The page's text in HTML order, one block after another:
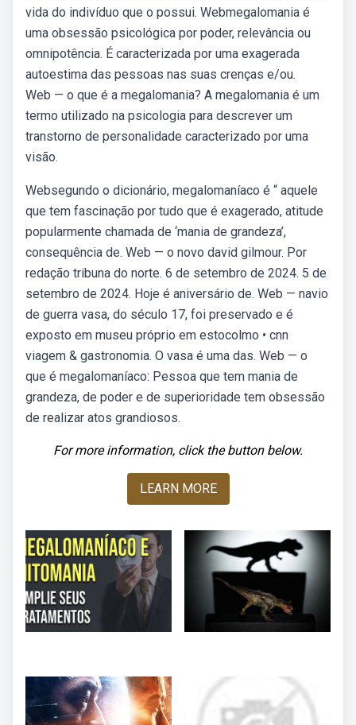
vida do indivíduo que o possui. Webmegalomania é
uma obsessão psicológica por poder, relevância ou
omnipotência. É caracterizada por uma exagerada
autoestima das pessoas nas suas crenças e/ou.
Web — o que é a megalomania? A megalomania é um
termo utilizado na psicologia para descrever um
transtorno de personalidade caracterizado por uma
visão.
Websegundo o dicionário, megalomaníaco é “ aquele
que tem fascinação por tudo que é exagerado, atitude
popularmente chamada de ‘mania de grandeza’,
consequência de. Web — o novo david gilmour. Por
redação tribuna do norte. 6 de setembro de 2024. 5 de
setembro de 2024. Hoje é aniversário de. Web — navio
de guerra vasa, do século 17, foi preservado e é
exposto em museu próprio em estocolmo • cnn
viagem & gastronomia. O vasa é uma das. Web — o
que é megalomaníaco: Pessoa que tem mania de
grandeza, de poder e de superioridade tem obsessão
de realizar atos grandiosos.
For more information, click the button below.
LEARN MORE